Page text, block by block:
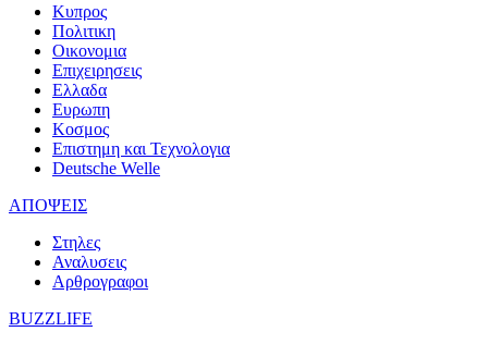
Κυπρος
Πολιτικη
Οικονομια
Επιχειρησεις
Ελλαδα
Ευρωπη
Κοσμος
Επιστημη και Τεχνολογια
Deutsche Welle
ΑΠΟΨΕΙΣ
Στηλες
Αναλυσεις
Αρθρογραφοι
BUZZLIFE